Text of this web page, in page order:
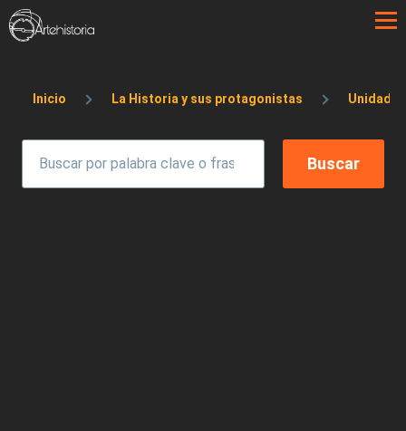
Pasar al contenido principal
Sobrescribir enlaces de ayuda a la
Inicio La Historia y sus protagonistas Unidad